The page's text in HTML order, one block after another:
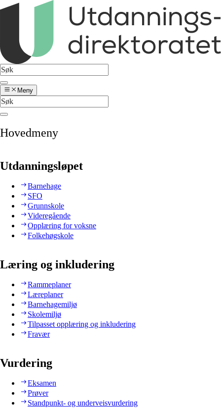
Meny
Hovedmeny
Utdanningsløpet
Barnehage
SFO
Grunnskole
Videregående
Opplæring for voksne
Folkehøgskole
Læring og inkludering
Rammeplaner
Læreplaner
Barnehagemiljø
Skolemiljø
Tilpasset opplæring og inkludering
Fravær
Vurdering
Eksamen
Prøver
Standpunkt- og underveisvurdering